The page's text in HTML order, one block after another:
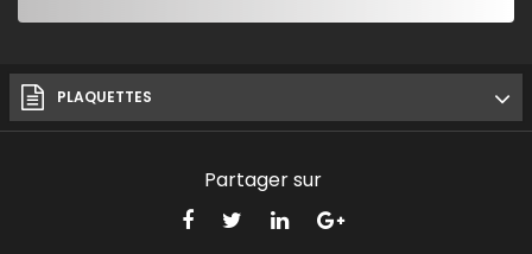
PLAQUETTES
Partager sur